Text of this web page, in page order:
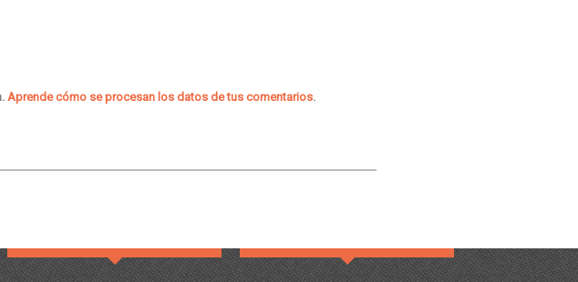
Aprende cómo se procesan los datos de tus comentarios.